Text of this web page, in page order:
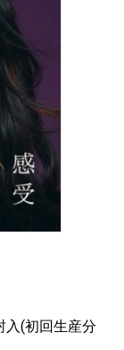
入(初回生産分